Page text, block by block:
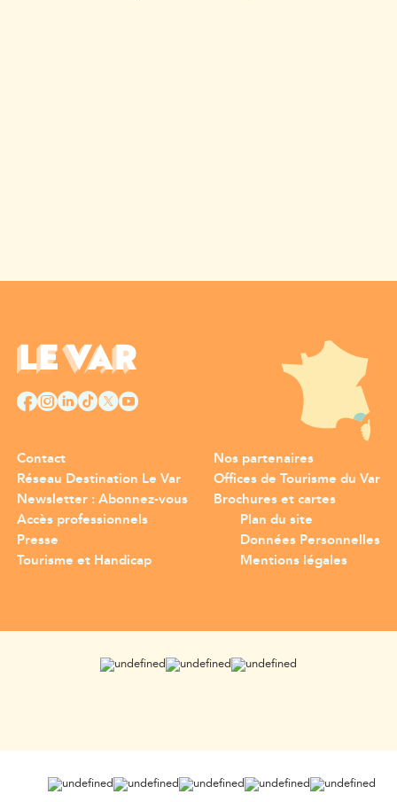
Contact
Réseau Destination Le Var
Newsletter : Abonnez-vous
Nos partenaires
Offices de Tourisme du Var
Brochures et cartes
Accès professionnels
Presse
Tourisme et Handicap
Plan du site
Données Personnelles
Mentions légales